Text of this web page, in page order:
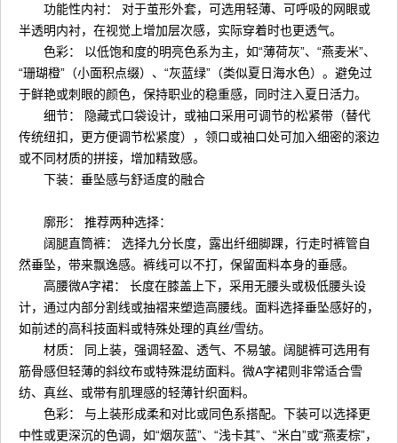
功能性内衬： 对于茧形外套，可选用轻薄、可呼吸的网眼或
半透明内衬，在视觉上增加层次感，实际穿着时也更透气。
色彩： 以低饱和度的明亮色系为主，如“薄荷灰”、“燕麦米”、
“珊瑚橙”（小面积点缀）、“灰蓝绿”（类似夏日海水色）。避免过
于鲜艳或刺眼的颜色，保持职业的稳重感，同时注入夏日活力。
细节： 隐藏式口袋设计，或袖口采用可调节的松紧带（替代
传统纽扣，更方便调节松紧度），领口或袖口处可加入细密的滚边
或不同材质的拼接，增加精致感。
下装：垂坠感与舒适度的融合
廓形： 推荐两种选择：
阔腿直筒裤： 选择九分长度，露出纤细脚踝，行走时裤管自
然垂坠，带来飘逸感。裤线可以不打，保留面料本身的垂感。
高腰微A字裙： 长度在膝盖上下，采用无腰头或极低腰头设
计，通过内部分割线或抽褶来塑造高腰线。面料选择垂坠感好的，
如前述的高科技面料或特殊处理的真丝/雪纺。
材质： 同上装，强调轻盈、透气、不易皱。阔腿裤可选用有
筋骨感但轻薄的斜纹布或特殊混纺面料。微A字裙则非常适合雪
纺、真丝、或带有肌理感的轻薄针织面料。
色彩： 与上装形成柔和对比或同色系搭配。下装可以选择更
中性或更深沉的色调，如“烟灰蓝”、“浅卡其”、“米白”或“燕麦棕”，